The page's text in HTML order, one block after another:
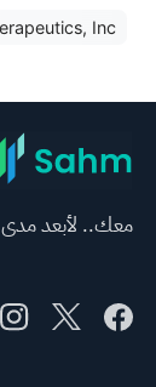
(TVTX)?
معك.. لأبعد مدى